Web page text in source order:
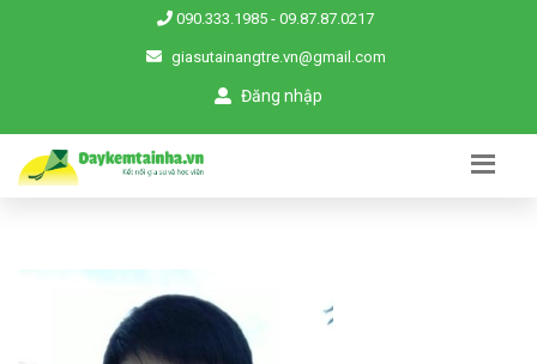
090.333.1985 - 09.87.87.0217
giasutainangtre.vn@gmail.com
Đăng nhập